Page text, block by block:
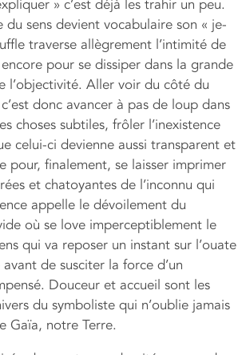
» c’est déjà les trahir un peu.
du sens devient vocabulaire son « je-
traverse allègrement l’intimité de
pour se dissiper dans la grande
l’objectivité. Aller voir du côté du
donc avancer à pas de loup dans
choses subtiles, frôler l’inexistence
celui-ci devienne aussi transparent et
pour, finalement, se laisser imprimer
et chatoyantes de l’inconnu qui
appelle le dévoilement du
où se love imperceptiblement le
qui va reposer un instant sur l’ouate
de susciter la force d’un
Douceur et accueil sont les
du symboliste qui n’oublie jamais
Gaïa, notre Terre.